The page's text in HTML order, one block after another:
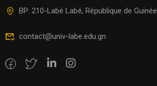
BP: 210-Labé Labé, République de Guinée
contact@univ-labe.edu.gn